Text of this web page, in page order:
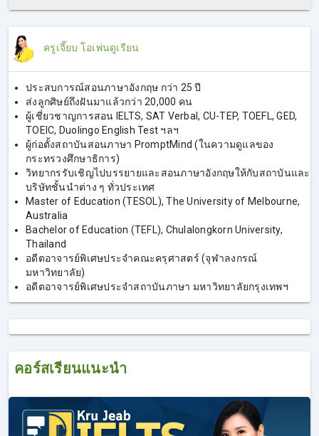
ครูเจี๊ยบ โอเพ่นดูเรียน
ประสบการณ์สอนภาษาอังกฤษ กว่า 25 ปี
ส่งลูกศิษย์ถึงฝันมาแล้วกว่า 20,000 คน
ผู้เชี่ยวชาญการสอน IELTS, SAT Verbal, CU-TEP, TOEFL, GED,
TOEIC, Duolingo English Test ฯลฯ
ผู้ก่อตั้งสถาบันสอนภาษา PromptMind (ในความดูแลของ
กระทรวงศึกษาธิการ)
วิทยากรรับเชิญไปบรรยายและสอนภาษาอังกฤษให้กับสถาบันและ
บริษัทชั้นนําต่าง ๆ ทั่วประเทศ
Master of Education (TESOL), The University of Melbourne,
Australia
Bachelor of Education (TEFL), Chulalongkorn University,
Thailand
อดีตอาจารย์พิเศษประจำคณะครุศาสตร์ (จุฬาลงกรณ์
มหาวิทยาลัย)
อดีตอาจารย์พิเศษประจำสถาบันภาษา มหาวิทยาลัยกรุงเทพฯ
คอร์สเรียนแนะนำ